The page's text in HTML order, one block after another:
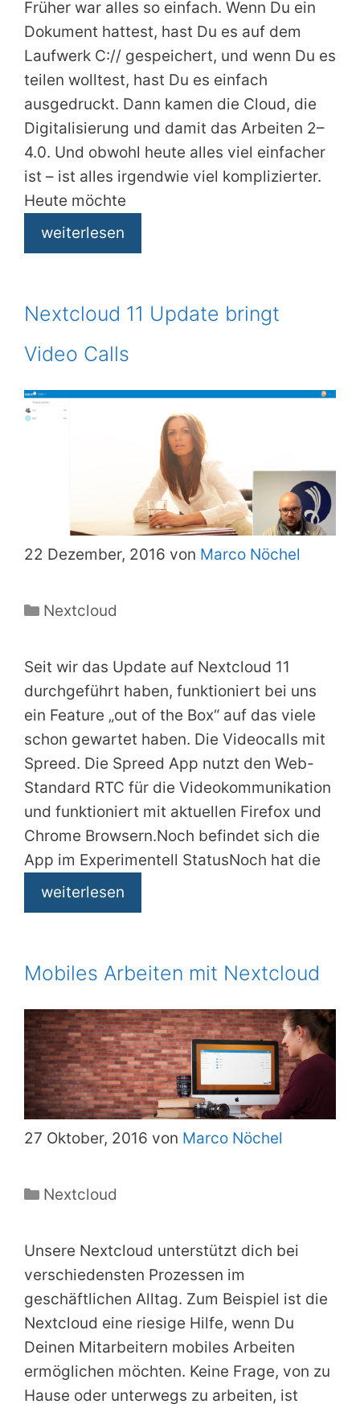
Früher war alles so einfach. Wenn Du ein
Dokument hattest, hast Du es auf dem
Laufwerk C:// gespeichert, und wenn Du es
teilen wolltest, hast Du es einfach
ausgedruckt. Dann kamen die Cloud, die
Digitalisierung und damit das Arbeiten 2–
4.0. Und obwohl heute alles viel einfacher
ist – ist alles irgendwie viel komplizierter.
Heute möchte
weiterlesen
Nextcloud 11 Update bringt
Video Calls
22 Dezember, 2016 von Marco Nöchel
Kategorien
Nextcloud
Seit wir das Update auf Nextcloud 11
durchgeführt haben, funktioniert bei uns
ein Feature „out of the Box“ auf das viele
schon gewartet haben. Die Videocalls mit
Spreed. Die Spreed App nutzt den Web-
Standard RTC für die Videokommunikation
und funktioniert mit aktuellen Firefox und
Chrome Browsern.Noch befindet sich die
App im Experimentell StatusNoch hat die
weiterlesen
Mobiles Arbeiten mit Nextcloud
27 Oktober, 2016 von Marco Nöchel
Kategorien
Nextcloud
Unsere Nextcloud unterstützt dich bei
verschiedensten Prozessen im
geschäftlichen Alltag. Zum Beispiel ist die
Nextcloud eine riesige Hilfe, wenn Du
Deinen Mitarbeitern mobiles Arbeiten
ermöglichen möchten. Keine Frage, von zu
Hause oder unterwegs zu arbeiten, ist